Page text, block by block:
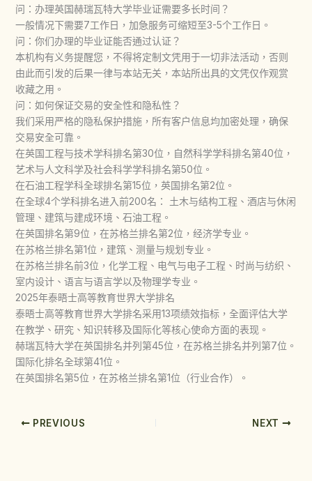
问：办理英国赫瑞瓦特大学毕业证需要多长时间？
一般情况下需要7工作日，加急服务可缩短至3-5个工作日。
问：你们办理的毕业证能否通过认证？
本机构有义务提醒您，不得将定制文凭用于一切非法活动，否则
由此而引发的后果一律与本站无关，本站所出具的文凭仅作观赏
收藏之用。
问：如何保证交易的安全性和隐私性？
我们采用严格的隐私保护措施，所有客户信息均加密处理，确保
交易安全可靠。
在英国工程与技术学科排名第30位，自然科学学科排名第40位，
艺术与人文科学及社会科学学科排名第50位。
在石油工程学科全球排名第15位，英国排名第2位。
在全球4个学科排名进入前200名： 土木与结构工程、酒店与休闲
管理、建筑与建成环境、石油工程。
在英国排名第9位，在苏格兰排名第2位，经济学专业。
在苏格兰排名第1位，建筑、测量与规划专业。
在苏格兰排名前3位，化学工程、电气与电子工程、时尚与纺织、
室内设计、语言与语言学以及物理学专业。
2025年泰晤士高等教育世界大学排名
泰晤士高等教育世界大学排名采用13项绩效指标，全面评估大学
在教学、研究、知识转移及国际化等核心使命方面的表现。
赫瑞瓦特大学在英国排名并列第45位，在苏格兰排名并列第7位。
国际化排名全球第41位。
在英国排名第5位，在苏格兰排名第1位（行业合作）。
PREVIOUS NEXT